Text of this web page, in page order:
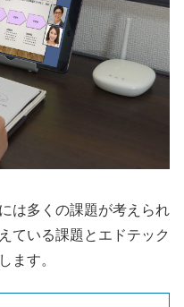
は多くの課題が考えられ
ている課題とエドテック
ます。